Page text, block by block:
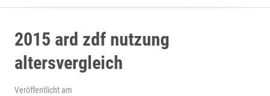
2015 ard zdf nutzung
altersvergleich
Veröffentlicht am